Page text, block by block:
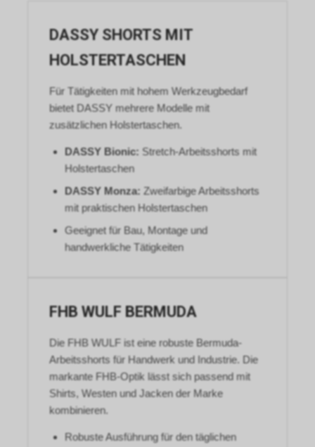
DASSY SHORTS MIT
HOLSTERTASCHEN
Für Tätigkeiten mit hohem Werkzeugbedarf
bietet DASSY mehrere Modelle mit
zusätzlichen Holstertaschen.
DASSY Bionic: Stretch-Arbeitsshorts mit
Holstertaschen
DASSY Monza: Zweifarbige Arbeitsshorts
mit praktischen Holstertaschen
Geeignet für Bau, Montage und
handwerkliche Tätigkeiten
FHB WULF BERMUDA
Die FHB WULF ist eine robuste Bermuda-
Arbeitsshorts für Handwerk und Industrie. Die
markante FHB-Optik lässt sich passend mit
Shirts, Westen und Jacken der Marke
kombinieren.
Robuste Ausführung für den täglichen